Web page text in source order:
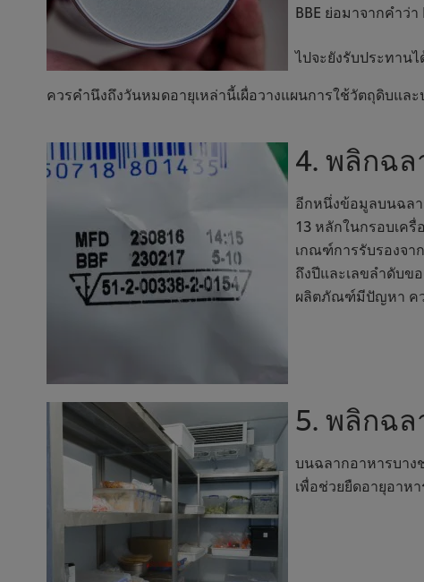
BBE ย่อมาจากคำว่
ไปจะยังรับประทาน
ควรคำนึงถึงวันหมดอายุเหล่านี้เผื่อวางแผนการใช้วัตถุดิบแ
4. พลิกฉล
อีกหนึ่งข้อมูลบนฉลา
13 หลักในกรอบเค
เกณฑ์การรับรองจา
ถึงปีและเลขลำดับข
ผลิตภัณฑ์มีปัญหา คว
5. พลิกฉล
บนฉลากอาหารบาง
เพื่อช่วยยืดอายุอาห